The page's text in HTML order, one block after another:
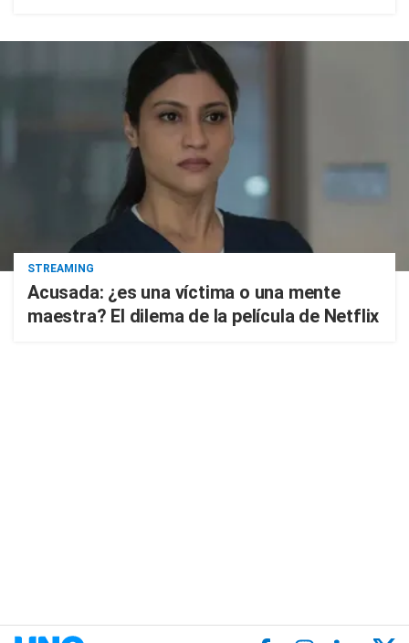
STREAMING
Acusada: ¿es una víctima o una mente
maestra? El dilema de la película de Netflix